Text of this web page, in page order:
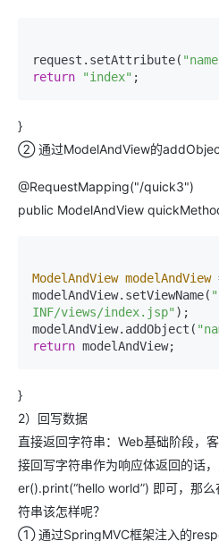
request.setAttribute(
return
"index" ;
}
② 通过ModelAndView的
@RequestMapping("/quick3")
public ModelAndView
ModelAndView modelAndView
modelAndView.setViewName(
INF/views/index.jsp" );
modelAndView.addObject(
return modelAndView;
}
2）回写数据
直接返回字符串：Web基础阶段，
接回写字符串作为响应体返回的话
er().print(“hello world”) 即可，那
符串该怎样呢？
① 通过SpringMVC框架注入的